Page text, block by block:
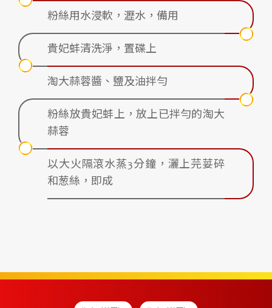
粉絲用水浸軟，瀝水，備用
貴妃蚌清洗淨，置碟上
淘大蒜蓉醬、鹽及油拌勻
粉絲放貴妃蚌上，放上已拌勻的淘大
蒜蓉
以大火隔滾水蒸3分鐘，灑上芫荽碎
和葱絲，即成